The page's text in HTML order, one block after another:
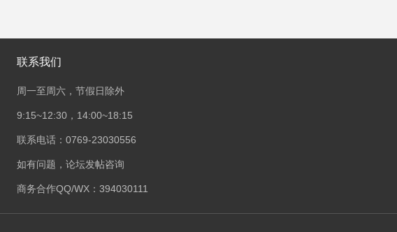
联系我们
周一至周六，节假日除外
9:15~12:30，14:00~18:15
联系电话：0769-23030556
如有问题，论坛发帖咨询
商务合作QQ/WX：394030111